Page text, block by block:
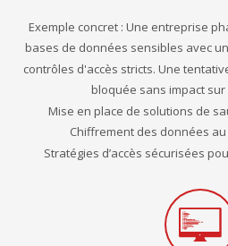
Exemple concret : Une entreprise
bases de données sensibles avec
contrôles d'accès stricts. Une
bloquée sans impact
Mise en place de solutions de
Chiffrement des données
Stratégies d’accès sécurisées